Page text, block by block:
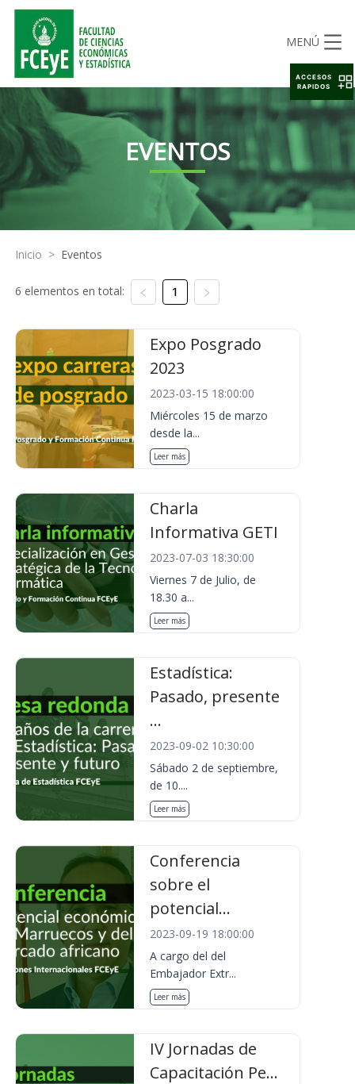
MENÚ
EVENTOS
Inicio > Eventos
6 elementos en total: 1
Expo Posgrado
2023
2023-03-15 18:00:00
Miércoles 15 de marzo
desde la...
Leer más
Charla
Informativa GETI
2023-07-03 18:30:00
Viernes 7 de Julio, de
18.30 a...
Leer más
Estadística:
Pasado, presente
...
2023-09-02 10:30:00
Sábado 2 de septiembre,
de 10....
Leer más
Conferencia
sobre el
potencial...
2023-09-19 18:00:00
A cargo del del
Embajador Extr...
Leer más
IV Jornadas de
Capacitación Pe...
ACCESOS
RAPIDOS